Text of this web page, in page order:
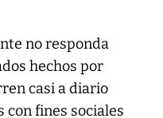
no responda
hechos por
casi a diario
con fines sociales